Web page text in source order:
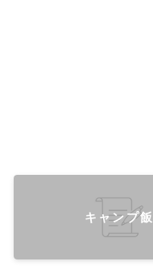
キャンプ飯